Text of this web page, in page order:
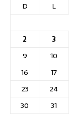
D
L
2
3
9
10
16
17
23
24
30
31